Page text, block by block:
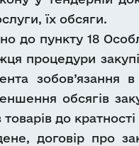
їх обсяги.
до пункту 18
процедури
зобов’язання
обсягів
до
договір про